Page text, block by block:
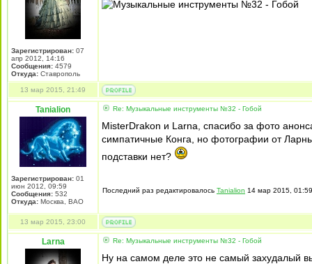
Зарегистрирован: 07
апр 2012, 14:16
Сообщения: 4579
Откуда: Ставрополь
13 мар 2015, 21:49
Tanialion
Зарегистрирован: 01
июн 2012, 09:59
Сообщения: 532
Откуда: Москва, ВАО
Re: Музыкальные инструменты №32 - Гобой
MisterDrakon и Larna, спасибо за фото
симпатичные Конга, но фотографии от
подставки нет?
Последний раз редактировалось Tanialion 14 мар 2015,
13 мар 2015, 23:00
Larna Re: Музыкальные инструменты №32 - Гобой
Ну на самом деле это не самый захудалый